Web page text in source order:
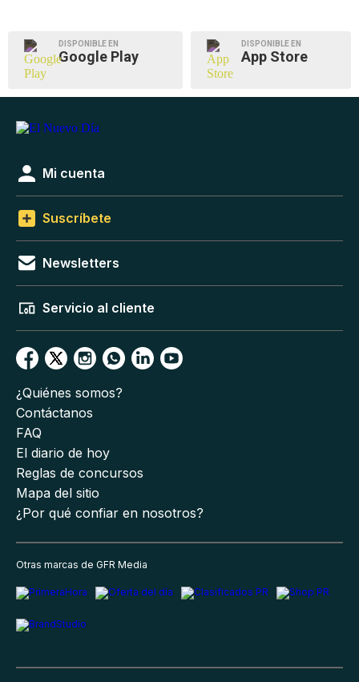
DISPONIBLE EN
Google Play
DISPONIBLE EN
App Store
Mi cuenta
Suscríbete
Newsletters
Servicio al cliente
¿Quiénes somos?
Contáctanos
FAQ
El diario de hoy
Reglas de concursos
Mapa del sitio
¿Por qué confiar en nosotros?
Otras marcas de GFR Media